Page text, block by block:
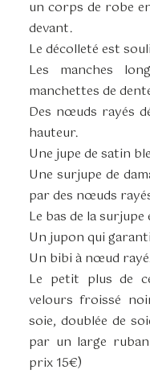
un corps de robe
devant.
Le décolleté est
Les manches
manchettes de
Des nœuds rayés
hauteur.
Une jupe de satin
Une surjupe de
par des nœuds
Le bas de la
Un jupon qui
Un bibi à nœud
Le petit plus de
velours froissé
soie, doublée de
par un large
prix 15€)